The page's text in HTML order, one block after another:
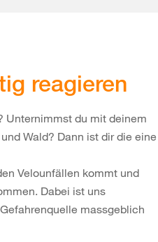
reagieren
Unternimmst du mit deinem
Wald? Dann ist dir die eine
Velounfällen kommt und
Dabei ist uns
massgeblich